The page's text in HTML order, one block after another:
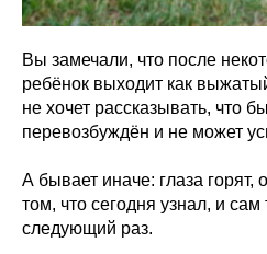
Вы замечали, что после
ребёнок выходит как
не хочет рассказывать, что
перевозбуждён и не может
А бывает иначе: глаза горят,
том, что сегодня узнал, и сам
следующий раз.